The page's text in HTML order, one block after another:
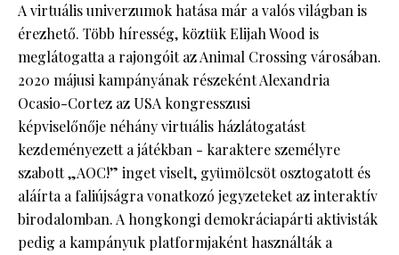
A virtuális univerzumok hatása már a valós világban is
érezhető. Több híresség, köztük Elijah Wood is
meglátogatta a rajongóit az Animal Crossing városában.
2020 májusi kampányának részeként Alexandria
Ocasio-Cortez az USA kongresszusi
képviselőnője néhány virtuális házlátogatást
kezdeményezett a játékban - karaktere személyre
szabott „AOC!” inget viselt, gyümölcsöt osztogatott és
aláírta a faliújságra vonatkozó jegyzeteket az interaktív
birodalomban. A hongkongi demokráciapárti aktivisták
pedig a kampányuk platformjaként használták a